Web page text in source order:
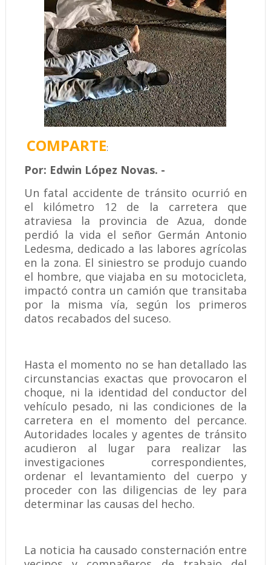
COMPARTE:
Por: Edwin López Novas. -
Un fatal accidente de tránsito ocurrió en
el kilómetro 12 de la carretera que
atraviesa la provincia de Azua, donde
perdió la vida el señor Germán Antonio
Ledesma, dedicado a las labores agrícolas
en la zona. El siniestro se produjo cuando
el hombre, que viajaba en su motocicleta,
impactó contra un camión que transitaba
por la misma vía, según los primeros
datos recabados del suceso.
Hasta el momento no se han detallado las
circunstancias exactas que provocaron el
choque, ni la identidad del conductor del
vehículo pesado, ni las condiciones de la
carretera en el momento del percance.
Autoridades locales y agentes de tránsito
acudieron al lugar para realizar las
investigaciones correspondientes,
ordenar el levantamiento del cuerpo y
proceder con las diligencias de ley para
determinar las causas del hecho.
La noticia ha causado consternación entre